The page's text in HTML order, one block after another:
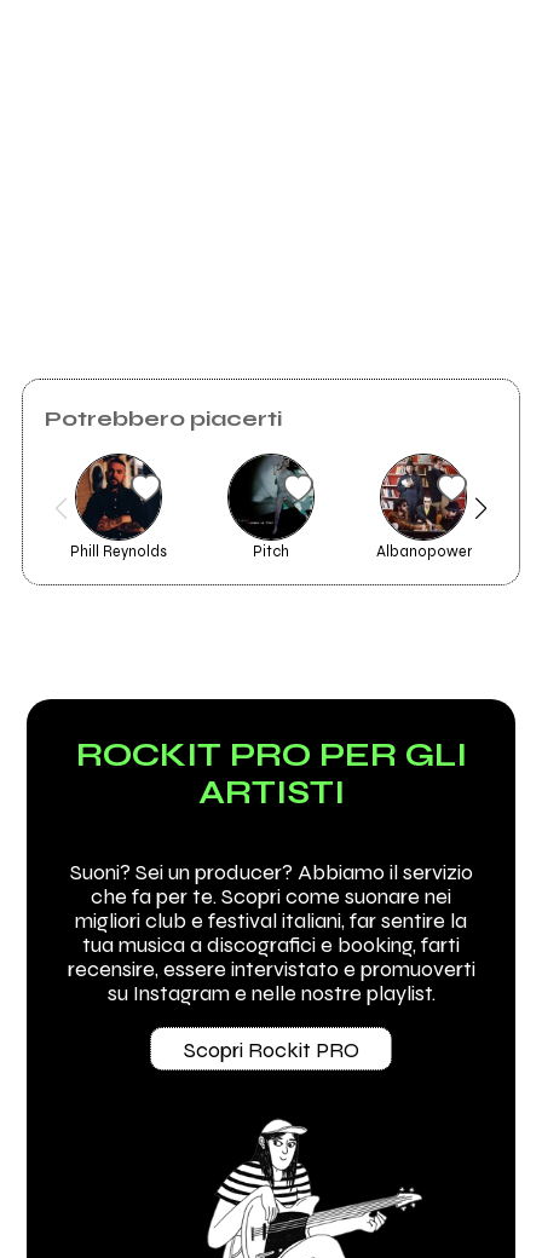
Potrebbero piacerti
Phill Reynolds Pitch Albanopower
ROCKIT PRO PER GLI
ARTISTI
Suoni? Sei un producer? Abbiamo il servizio
che fa per te. Scopri come suonare nei
migliori club e festival italiani, far sentire la
tua musica a discografici e booking, farti
recensire, essere intervistato e promuoverti
su Instagram e nelle nostre playlist.
Scopri Rockit PRO